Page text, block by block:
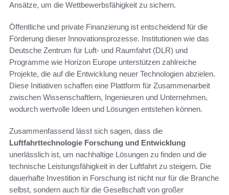
Ansätze, um die Wettbewerbsfähigkeit zu sichern.
Öffentliche und private Finanzierung ist entscheidend für die
Förderung dieser Innovationsprozesse. Institutionen wie das
Deutsche Zentrum für Luft- und Raumfahrt (DLR) und
Programme wie Horizon Europe unterstützen zahlreiche
Projekte, die auf die Entwicklung neuer Technologien abzielen.
Diese Initiativen schaffen eine Plattform für Zusammenarbeit
zwischen Wissenschaftlern, Ingenieuren und Unternehmen,
wodurch wertvolle Ideen und Lösungen entstehen können.
Zusammenfassend lässt sich sagen, dass die
Luftfahrttechnologie Forschung und Entwicklung
unerlässlich ist, um nachhaltige Lösungen zu finden und die
technische Leistungsfähigkeit in der Luftfahrt zu steigern. Die
dauerhafte Investition in Forschung ist nicht nur für die Branche
selbst, sondern auch für die Gesellschaft von großer